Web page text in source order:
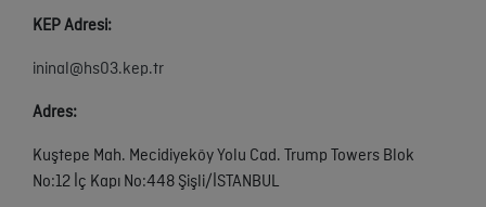
KEP Adresi:
ininal@hs03.kep.tr
Adres:
Kuştepe Mah. Mecidiyeköy Yolu Cad. Trump Towers Blok
No:12 İç Kapı No:448 Şişli/İSTANBUL